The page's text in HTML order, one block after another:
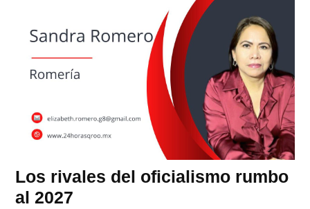
Los rivales del oficialismo rumbo
al 2027